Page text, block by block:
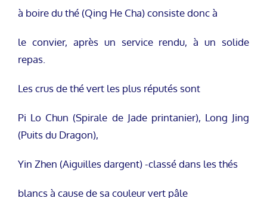
à boire du thé (Qing He Cha) consiste donc à
le convier, après un service rendu, à un solide
repas.
Les crus de thé vert les plus réputés sont
Pi Lo Chun (Spirale de Jade printanier), Long Jing
(Puits du Dragon),
Yin Zhen (Aiguilles dargent) -classé dans les thés
blancs à cause de sa couleur vert pâle